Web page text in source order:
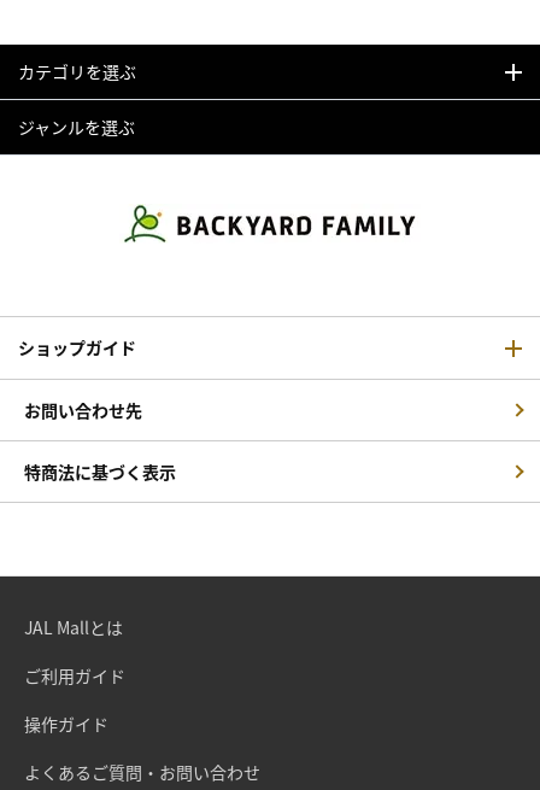
カテゴリを選ぶ
ジャンルを選ぶ
ショップガイド
お問い合わせ先
特商法に基づく表示
JAL Mallとは
ご利用ガイド
操作ガイド
よくあるご質問・お問い合わせ